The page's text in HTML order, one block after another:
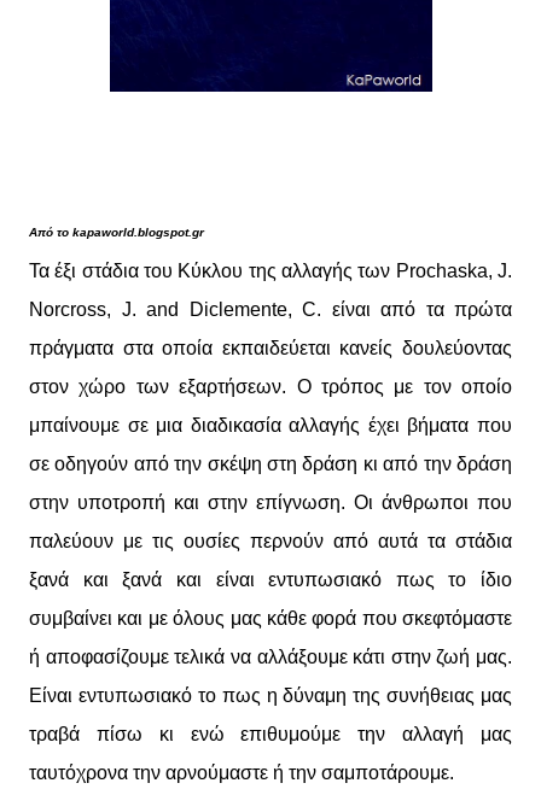
Από το kapaworld.blogspot.gr
Τα έξι στάδια του Κύκλου της αλλαγής των Prochaska, J.
Norcross, J. and Diclemente, C. είναι από τα πρώτα
πράγματα στα οποία εκπαιδεύεται κανείς δουλεύοντας
στον χώρο των εξαρτήσεων. Ο τρόπος με τον οποίο
μπαίνουμε σε μια διαδικασία αλλαγής έχει βήματα που
σε οδηγούν από την σκέψη στη δράση κι από την δράση
στην υποτροπή και στην επίγνωση. Οι άνθρωποι που
παλεύουν με τις ουσίες περνούν από αυτά τα στάδια
ξανά και ξανά και είναι εντυπωσιακό πως το ίδιο
συμβαίνει και με όλους μας κάθε φορά που σκεφτόμαστε
ή αποφασίζουμε τελικά να αλλάξουμε κάτι στην ζωή μας.
Είναι εντυπωσιακό το πως η δύναμη της συνήθειας μας
τραβά πίσω κι ενώ επιθυμούμε την αλλαγή μας
ταυτόχρονα την αρνούμαστε ή την σαμποτάρουμε.